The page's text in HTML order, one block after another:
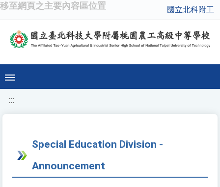
移至網頁之主要內容區位置 國立北科附工
:::
Special Education Division -
Announcement